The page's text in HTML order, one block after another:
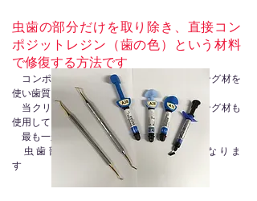
虫歯の部分だけを取り除き、直接コン
ポジットレジン（歯の色）という材料
で修復する方法です
コンポジットレジンは接着用のボンディング材を
使い歯質と接着させます
当クリニックでは抗菌剤入りのボンディング材も
使用しています
最も一般的な修復方法で即日完了します
虫歯部分の修復治療の第一選択になりま
す